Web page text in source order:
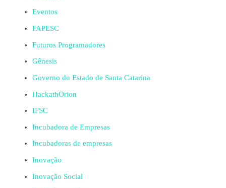
Eventos
FAPESC
Futuros Programadores
Gênesis
Governo do Estado de Santa Catarina
HackathOrion
IFSC
Incubadora de Empresas
Incubadoras de empresas
Inovação
Inovação Social